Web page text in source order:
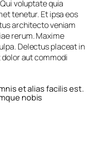
voluptate quia
tenetur. Et ipsa eos
architecto veniam
rerum. Maxime
Delectus placeat in
aut commodi
et alias facilis est.
nobis